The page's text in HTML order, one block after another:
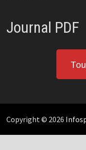
Journal PDF
Copyright © 2026